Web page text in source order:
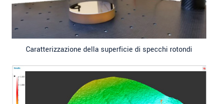
Caratterizzazione della superficie di specchi rotondi